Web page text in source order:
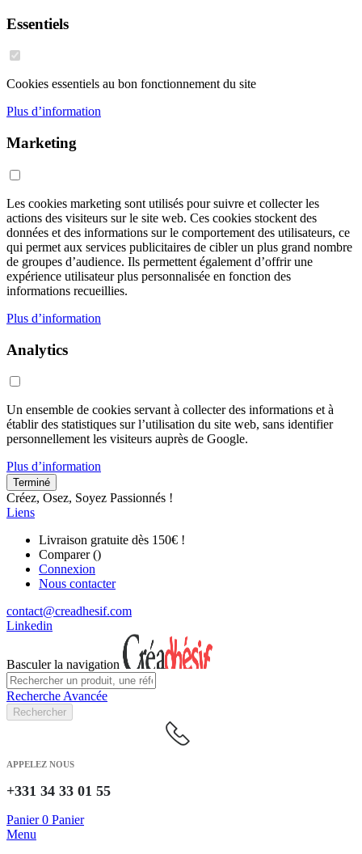
Essentiels
Cookies essentiels au bon fonctionnement du site
Plus d’information
Marketing
Les cookies marketing sont utilisés pour suivre et collecter les
actions des visiteurs sur le site web. Ces cookies stockent des
données et des informations sur le comportement des utilisateurs, ce
qui permet aux services publicitaires de cibler un plus grand nombre
de groupes d’audience. Ils permettent également d’offrir une
expérience utilisateur plus personnalisée en fonction des
informations recueillies.
Plus d’information
Analytics
Un ensemble de cookies servant à collecter des informations et à
établir des statistiques sur l’utilisation du site web, sans identifier
personnellement les visiteurs auprès de Google.
Plus d’information
Terminé
Créez, Osez, Soyez Passionnés !
Liens
Livraison gratuite dès 150€ !
Comparer ()
Connexion
Nous contacter
contact@creadhesif.com
Linkedin
Basculer la navigation
Recherche Avancée
Rechercher
APPELEZ NOUS
+331 34 33 01 55
Panier 0 Panier
Menu